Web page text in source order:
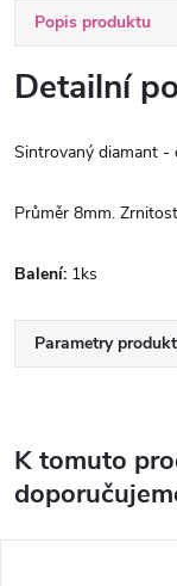
Popis produktu
Detailní
Sintrovaný diamant -
Průměr 8mm.
Balení: 1ks
Parametry
K tomuto